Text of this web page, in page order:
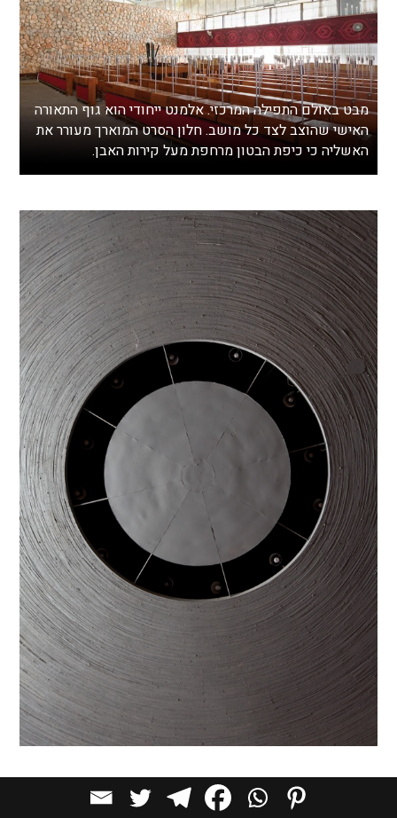
מבט באולם התפילה המרכזי. אלמנט ייחודי הוא גוף התאורה
האישי שהוצב לצד כל מושב. חלון הסרט המוארך מעורר את
האשליה כי כיפת הבטון מרחפת מעל קירות האבן.
בין מודרניזם לברוטליזם